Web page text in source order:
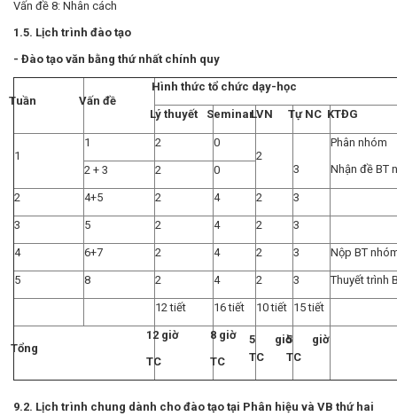
Vấn đề 8: Nhân cách
1.5. Lịch trình đào tạo
- Đào tạo văn bằng thứ nhất chính quy
Tuần Vấn đề
Hình thức tổ chức dạy-học
Lý thuyết SeminarLVN Tự NC KTĐG
1
1 2
0
2
3
Phân nhóm
Nhận đề BT
2 + 3 2 0
2 4+5 2 4 2 3
3 5 2 4 2 3
4 6+7 2 4 2 3 Nộp BT
5 8 2 4 2 3 Thuyết trình
12 tiết 16 tiết 10 tiết 15 tiết
Tổng
12 giờ
TC
8 giờ
TC
5 giờ
TC
5 giờ
TC
9.2. Lịch trình chung dành cho đào tạo tại Phân hiệu và VB thứ hai